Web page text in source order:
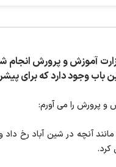
آموزش و پرورش انجام
باب وجود دارد که برای
و پرورش را می آورم:
آنچه در شین آباد رخ
کرد.